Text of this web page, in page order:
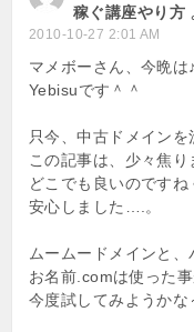
ン
稼ぐ講座やり方
2010-10-27 2:01 AM
マメボーさん、今晩は♪
Yebisuです＾＾
只今、中古ドメイン
この記事は、少々焦り
どこでも良いのですね
安心しました….。
ムームードメインと
お名前.comは使った事
今度試してみようかな